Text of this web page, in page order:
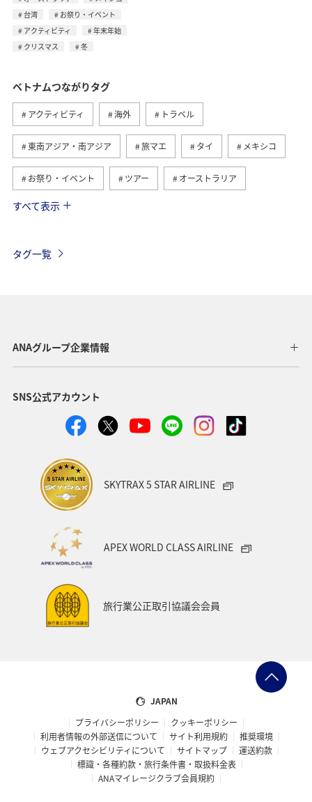
台湾
お祭り・イベント
アクティビティ
年末年始
クリスマス
冬
ベトナムつながりタグ
アクティビティ 海外 トラベル
東南アジア・南アジア 旅マエ タイ メキシコ
お祭り・イベント ツアー オーストラリア
オーストリア
アメリカ・カナダ・中南米 スウェーデン 東アジア
ホーチミン
クリスマス スペイン 秋
すべて表示
タグ一覧
ANAグループ企業情報
SNS公式アカウント
SKYTRAX 5 STAR AIRLINE
APEX WORLD CLASS AIRLINE
旅行業公正取引協議会会員
JAPAN
プライバシーポリシー
クッキーポリシー
利用者情報の外部送信について
サイト利用規約
推奨環境
ウェブアクセシビリティについて
サイトマップ
運送約款
標識・各種約款・旅行条件書・取扱料金表
ANAマイレージクラブ会員規約